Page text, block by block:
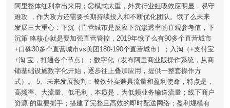
阿里整体红利拿出来用；②模式太重，外卖行业虹吸效应明显，易守
难攻 ，作为攻方还需要长期持续投入和不断优化团队。饿了么未来
发展三大重心：下沉（直营城市是反应下沉渗透率的直观参考值，下
沉策 略核心就是要加强直营管控，2019年饿了么有90多个直营城市
+口碑30多个直营城市vs美团180-190个直营城市）；入淘（+支付宝
+淘 宝，打通各个节点）；数字化（发布阿里商业版操作系统，从商
铺基础设施数字化开始，逐步往上叠加应用，提供一整套操作方
式）。 5、未来发展预判：餐饮外卖兼具流量和盈利使命，特点是，
高频率、大流量、低毛利，本质是，为低频业务输送流量；线下商户
资源 的重要抓手；搭建了完整且高效的即时配送网络；盈利规模有